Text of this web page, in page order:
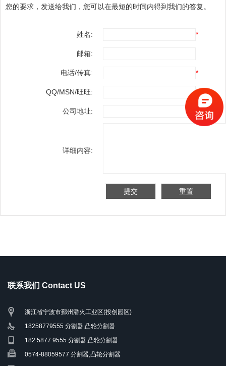
您的要求，发送给我们，您可以在最短的时间内得到我们的答复。
姓名: *
邮箱:
电话/传真: *
QQ/MSN/旺旺: *
公司地址: *
详细内容:
联系我们 Contact US
浙江省宁波市鄞州潘火工业区(投创园区)
18258779555 分割器,凸轮分割器
182 5877 9555 分割器,凸轮分割器
0574-88059577 分割器,凸轮分割器